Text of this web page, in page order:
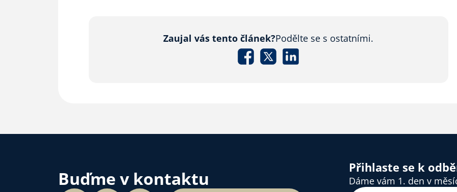
Zaujal vás tento článek?Podělte se s ostatními.
Buďme v kontaktu
Přihlaste se k
Dáme vám 1. den v